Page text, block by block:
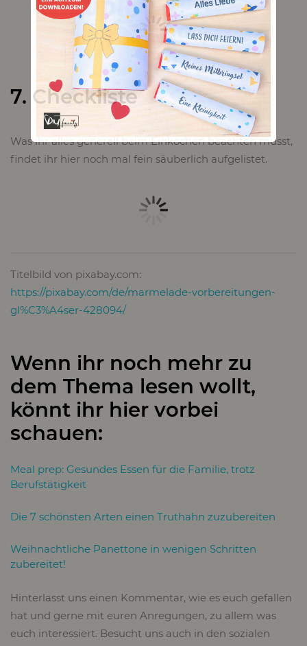
7. Checkliste
Was ihr alles generell beim Einkochen beachten müsst,
findet ihr hier noch mal fein säuberlich aufgelistet.
Titelbild von pixabay.com:
https://pixabay.com/de/marmelade-vorbereitungen-
gl%C3%A4ser-428094/
Wenn ihr noch mehr zu
dem Thema lesen wollt,
könnt ihr hier vorbei
schauen:
Meal prep: Gesundes Essen für die Familie, trotz
Berufstätigkeit
Die 7 schönsten Arten einen Truthahn zuzubereiten
Weihnachtliche Panettone in wenigen Schritten
zubereitet!
Hinterlasst uns einen Kommentar, wie es euch gefallen
hat und gerne mit euren Anregungen, zu allem was
euch interessiert. Besucht uns auch in den sozialen